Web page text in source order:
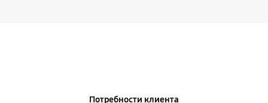
Потребности клиента